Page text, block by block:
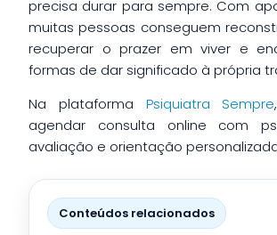
precisa durar para sempre. Com
muitas pessoas conseguem
recuperar o prazer em viver e
formas de dar significado à própria
Na plataforma Psiquiatra Sempre
agendar consulta online com
avaliação e orientação
Conteúdos relacionados